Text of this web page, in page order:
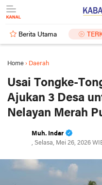
Berita Utama
Home › Daerah
Usai Tongke-
Ajukan 3 Desa
Nelayan Merah
Muh. Indar
, Selasa, Mei 26, 2026